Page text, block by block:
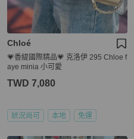
Chloé
💗香緹國際精品💗 克洛伊 295 Chloe f
aye minia 小可愛
TWD 7,080
狀況尚可 本地 免運